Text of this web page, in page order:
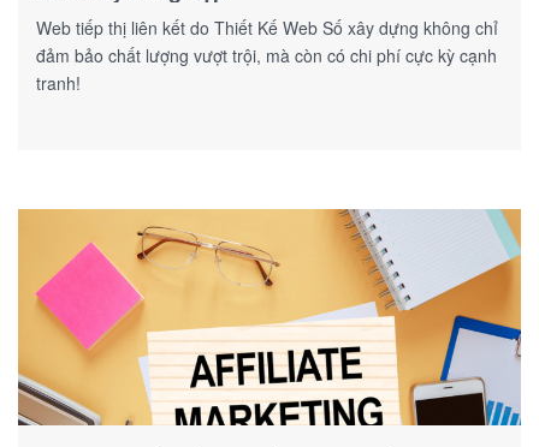
Web tiếp thị liên kết do Thiết Kế Web Số xây dựng không chỉ
đảm bảo chất lượng vượt trội, mà còn có chi phí cực kỳ cạnh
tranh!